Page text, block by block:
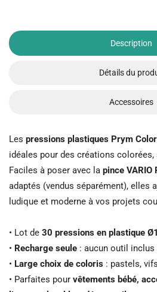
Description
Détails du
Accessoires
Les pressions plastiques Prym
idéales pour des créations
Faciles à poser avec la pince VARIO
adaptés (vendus séparément), elles
ludique et moderne à vos projets
• Lot de 30 pressions en plastique
• Recharge seule : aucun outil inclus
• Large choix de coloris : pastels,
• Parfaites pour vêtements bébé,